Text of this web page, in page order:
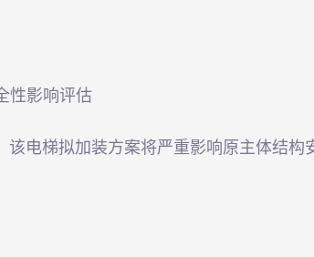
性影响评估
电梯拟加装方案将严重影响原主体结构